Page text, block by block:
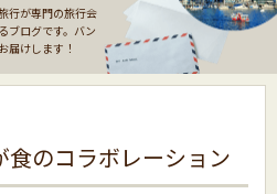
行が専門の旅行会
ブログです。バン
届けします！
のコラボレーション